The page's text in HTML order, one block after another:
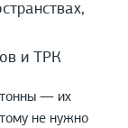
и ТРК
— их
не нужно